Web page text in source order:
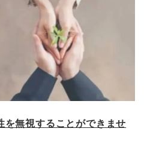
を無視することができませ